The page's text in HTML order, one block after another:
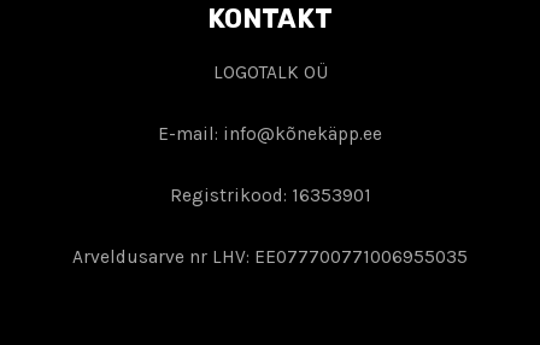
KONTAKT
LOGOTALK OÜ
E-mail: info@kõnekäpp.ee
Registrikood: 16353901
Arveldusarve nr LHV: EE077700771006955035